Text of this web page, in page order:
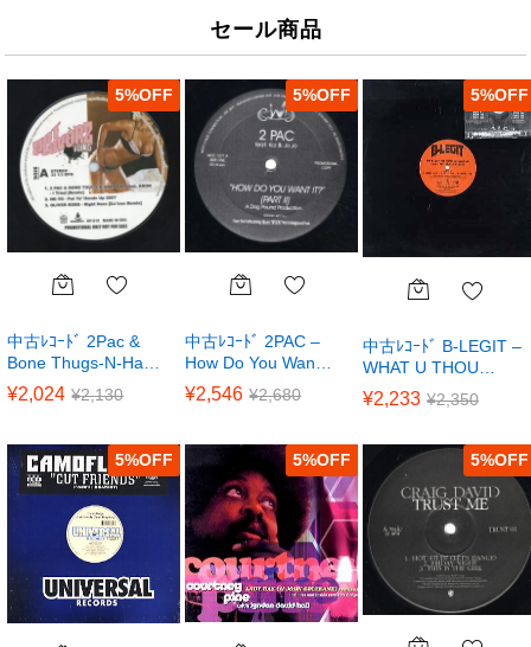
セール商品
5%
中古ﾚｺｰﾄﾞ 2Pac &
Bone Thugs-N-Ha…
¥2,024 ¥2,130
5%
中古ﾚｺｰﾄﾞ 2PAC –
How Do You Wan…
¥2,546 ¥2,680
5%
中古ﾚｺｰﾄﾞ B-LEGIT –
WHAT U THOU…
¥2,233 ¥2,350
5% 5% 5%